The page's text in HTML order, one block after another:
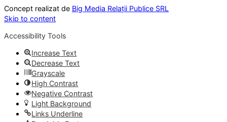
Concept realizat de Big Media Relații Publice SRL
Skip to content
Accessibility Tools
Increase Text
Decrease Text
Grayscale
High Contrast
Negative Contrast
Light Background
Links Underline